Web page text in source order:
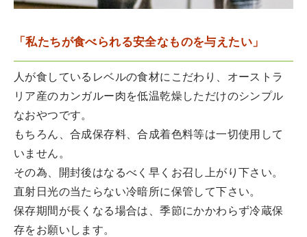
「私たちが食べられる安全なものを与えたい」
人が食しているレベルの食材にこだわり、オーストラ
リア産のカンガルー肉を低温乾燥しただけのシンプル
なおやつです。
もちろん、合成保存料、合成着色料等は一切使用して
いません。
その為、開封後はなるべく早くお召し上がり下さい。
直射日光の当たらない冷暗所に保管して下さい。
保存期間が長くなる場合は、季節にかかわらず冷蔵保
存をお願いします。